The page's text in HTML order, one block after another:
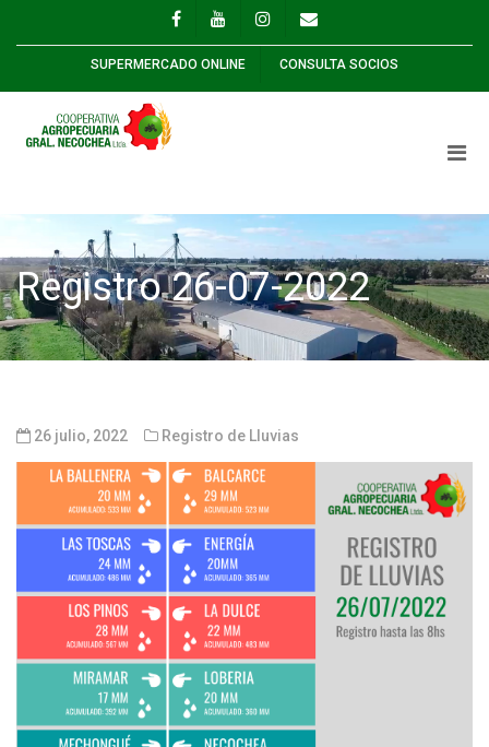
SUPERMERCADO ONLINE CONSULTA SOCIOS
Registro 26-07-2022
26 julio, 2022 Registro de Lluvias